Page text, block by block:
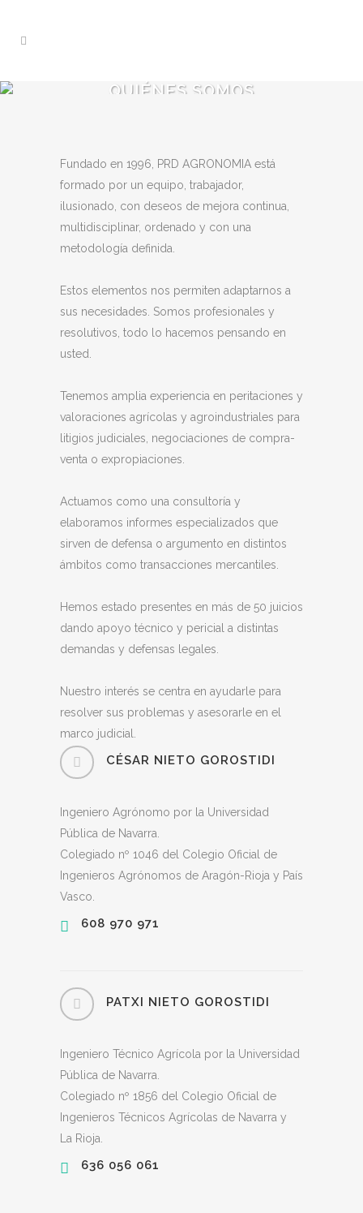
QUIÉNES SOMOS
Fundado en 1996, PRD AGRONOMIA está
formado por un equipo, trabajador,
ilusionado, con deseos de mejora continua,
multidisciplinar, ordenado y con una
metodología definida.
Estos elementos nos permiten adaptarnos a
sus necesidades. Somos profesionales y
resolutivos, todo lo hacemos pensando en
usted.
Tenemos amplia experiencia en peritaciones y
valoraciones agrícolas y agroindustriales para
litigios judiciales, negociaciones de compra-
venta o expropiaciones.
Actuamos como una consultoría y
elaboramos informes especializados que
sirven de defensa o argumento en distintos
ámbitos como transacciones mercantiles.
Hemos estado presentes en más de 50 juicios
dando apoyo técnico y pericial a distintas
demandas y defensas legales.
Nuestro interés se centra en ayudarle para
resolver sus problemas y asesorarle en el
marco judicial.
CÉSAR NIETO GOROSTIDI
Ingeniero Agrónomo por la Universidad
Pública de Navarra.
Colegiado nº 1046 del Colegio Oficial de
Ingenieros Agrónomos de Aragón-Rioja y País
Vasco.
608 970 971
PATXI NIETO GOROSTIDI
Ingeniero Técnico Agrícola por la Universidad
Pública de Navarra.
Colegiado nº 1856 del Colegio Oficial de
Ingenieros Técnicos Agrícolas de Navarra y
La Rioja.
636 056 061